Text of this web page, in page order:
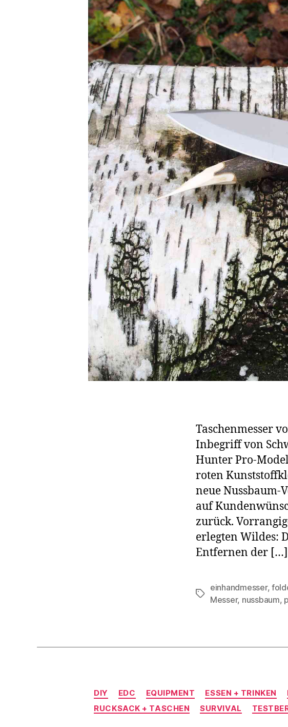
Taschenmesser
Inbegriff von
Hunter Pro-
roten
neue Nussbaum-
auf
zurück.
erlegten Wildes:
Entfernen der […]
Schlagwörter
einhandmesser,
Messer, nussbaum,
DIY EDC EQUIPMENT ESSEN + TRINKEN
RUCKSACK + TASCHEN
SURVIVAL